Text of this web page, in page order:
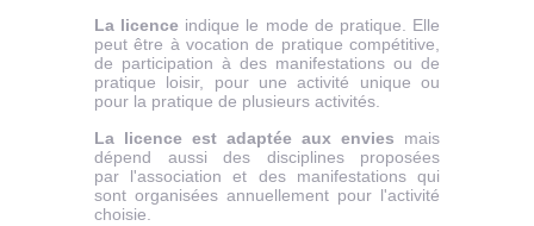
La licence indique le mode de pratique. Elle
peut être à vocation de pratique compétitive,
de participation à des manifestations ou de
pratique loisir, pour une activité unique ou
pour la pratique de plusieurs activités.
La licence est adaptée aux envies mais
dépend aussi des disciplines proposées
par l'association et des manifestations qui
sont organisées annuellement pour l'activité
choisie.